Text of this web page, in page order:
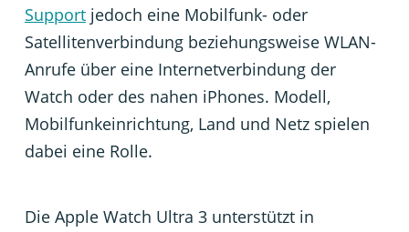
Supportjedoch eine Mobilfunk- oder
Satellitenverbindung beziehungsweise WLAN-
Anrufe über eine Internetverbindung der
Watch oder des nahen iPhones. Modell,
Mobilfunkeinrichtung, Land und Netz spielen
dabei eine Rolle.
Die Apple Watch Ultra 3 unterstützt in